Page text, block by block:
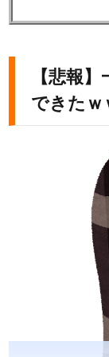
【悲報
できたｗ